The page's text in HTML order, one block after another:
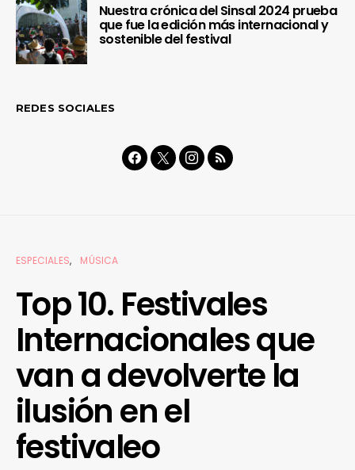
Nuestra crónica del Sinsal 2024 prueba
que fue la edición más internacional y
sostenible del festival
REDES SOCIALES
ESPECIALES MÚSICA
Top 10. Festivales
Internacionales que
van a devolverte la
ilusión en el
festivaleo